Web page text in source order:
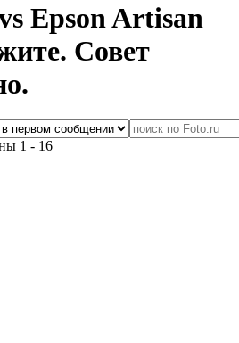
Epson Artisan
Совет
1 - 16